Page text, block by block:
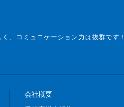
、コミュニケーション力は抜群です！
会社概要